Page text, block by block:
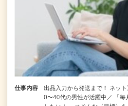
仕事内容
出品入力から発送まで！ ネッ
0〜40代の男性が活躍中／ 「毎